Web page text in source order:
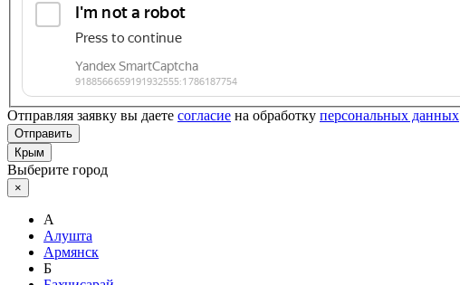
Отправляя заявку вы даете согласие на обработку персональных данных
Отправить
Крым
Выберите город
×
А
Алушта
Армянск
Б